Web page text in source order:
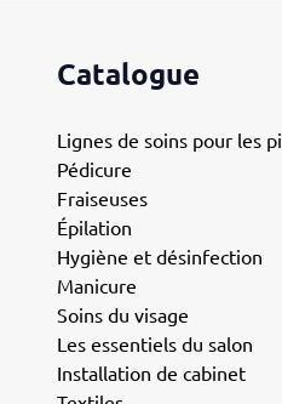
Catalogue
Lignes de soins pour les
Pédicure
Fraiseuses
Épilation
Hygiène et désinfection
Manicure
Soins du visage
Les essentiels du salon
Installation de cabinet